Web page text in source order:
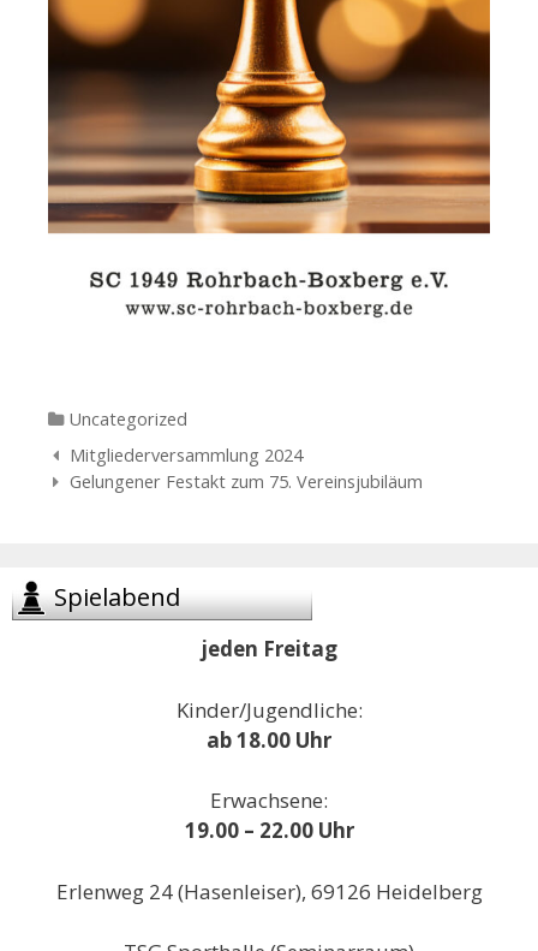
Categories
Uncategorized
Navigation
der
Mitgliederversammlung 2024
Gelungener Festakt zum 75. Vereinsjubiläum
Spielabend
jeden Freitag
Kinder/Jugendliche:
ab 18.00 Uhr
Erwachsene:
19.00 – 22.00 Uhr
Erlenweg 24 (Hasenleiser), 69126 Heidelberg